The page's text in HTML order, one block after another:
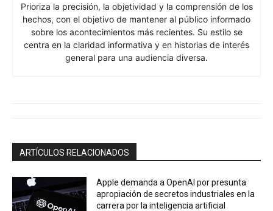
Prioriza la precisión, la objetividad y la comprensión de los
hechos, con el objetivo de mantener al público informado
sobre los acontecimientos más recientes. Su estilo se
centra en la claridad informativa y en historias de interés
general para una audiencia diversa.
ARTÍCULOS RELACIONADOS
Apple demanda a OpenAI por presunta
apropiación de secretos industriales en la
carrera por la inteligencia artificial